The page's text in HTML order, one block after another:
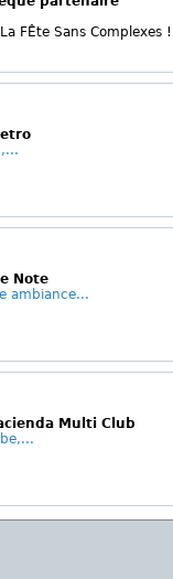
FÊte Sans Complexes
Note
ambiance...
Multi Club